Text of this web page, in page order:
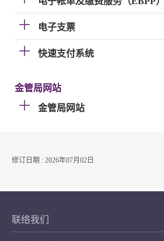
电子支票
快速支付系统
金管局网站
金管局网站
修订日期 : 2026年07月02日
联络我们